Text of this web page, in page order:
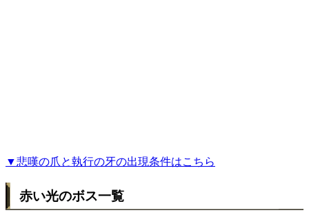
▼悲嘆の爪と執行の牙の出現条件はこちら
赤い光のボス一覧